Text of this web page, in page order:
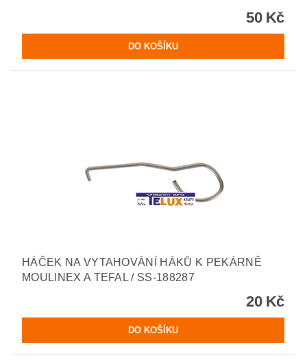
50 Kč
HÁČEK NA VYTAHOVÁNÍ HÁKŮ K PEKÁRNĚ
MOULINEX A TEFAL / SS-188287
20 Kč